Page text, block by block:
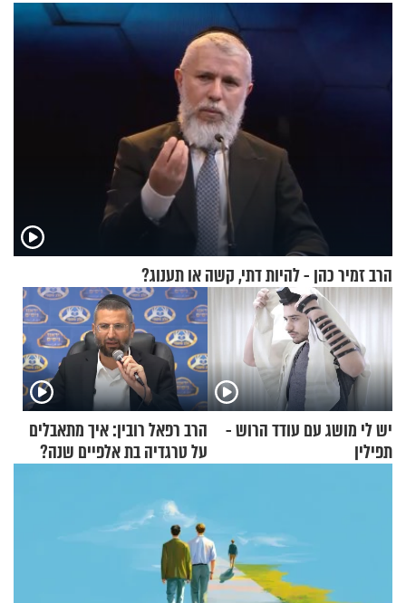
הרב זמיר כהן - להיות דתי, קשה או תענוג?
יש לי מושג עם עודד הרוש -
תפילין
הרב רפאל רובין: איך מתאבלים
על טרגדיה בת אלפיים שנה?